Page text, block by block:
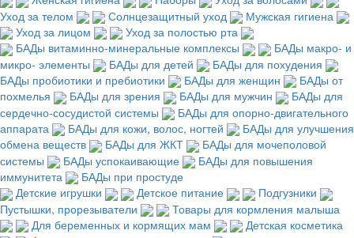
Уход за телом
Солнцезащитный уход
Мужская гигиена
Уход за лицом
Уход за полостью рта
БАДы витаминно-минеральные комплексы
БАДы макро- и
микро- элементы
БАДы для детей
БАДы для похудения
БАДы пробиотики и пребиотики
БАДы для женщин
БАДы от
похмелья
БАДы для зрения БАДы для мужчин
БАДы для
сердечно-сосудистой системы
БАДы для опорно-двигательного
аппарата
БАДы для кожи, волос, ногтей
БАДы для улучшения
обмена веществ
БАДы для ЖКТ
БАДы для мочеполовой
системы
БАДы успокаивающие
БАДы для повышения
иммунитета
БАДы при простуде
Детские игрушки
Детское питание
Подгузники
Пустышки, прорезыватели
Товары для кормления малыша
Для беременных и кормящих мам
Детская косметика